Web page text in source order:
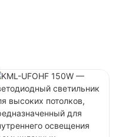
освещения
выставочных
залов, спортивных
залов и т.д.